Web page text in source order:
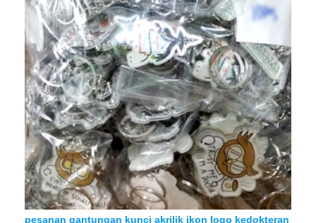
pesanan gantungan kunci akrilik ikon logo kedokteran